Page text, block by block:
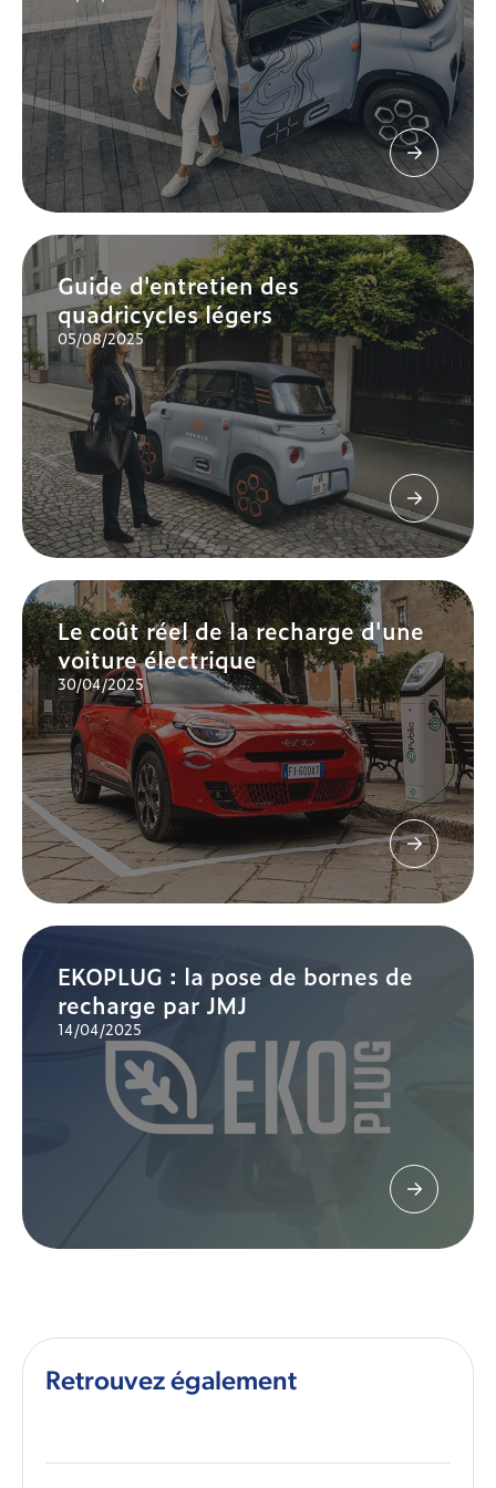
Guide d'entretien des
quadricycles légers
05/08/2025
Le coût réel de la recharge d'une
voiture électrique
30/04/2025
EKOPLUG : la pose de bornes de
recharge par JMJ
14/04/2025
Retrouvez également